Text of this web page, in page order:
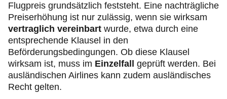
Flugpreis grundsätzlich feststeht. Eine nachträgliche
Preiserhöhung ist nur zulässig, wenn sie wirksam
vertraglich vereinbart wurde, etwa durch eine
entsprechende Klausel in den
Beförderungsbedingungen. Ob diese Klausel
wirksam ist, muss im Einzelfall geprüft werden. Bei
ausländischen Airlines kann zudem ausländisches
Recht gelten.